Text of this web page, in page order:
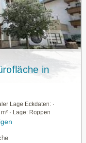
in
Lage Eckdaten: ·
· Lage: Roppen